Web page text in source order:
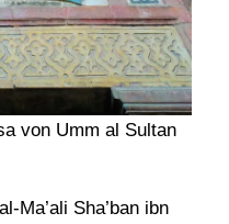
von Umm al Sultan
Ma’ali Sha’ban ibn